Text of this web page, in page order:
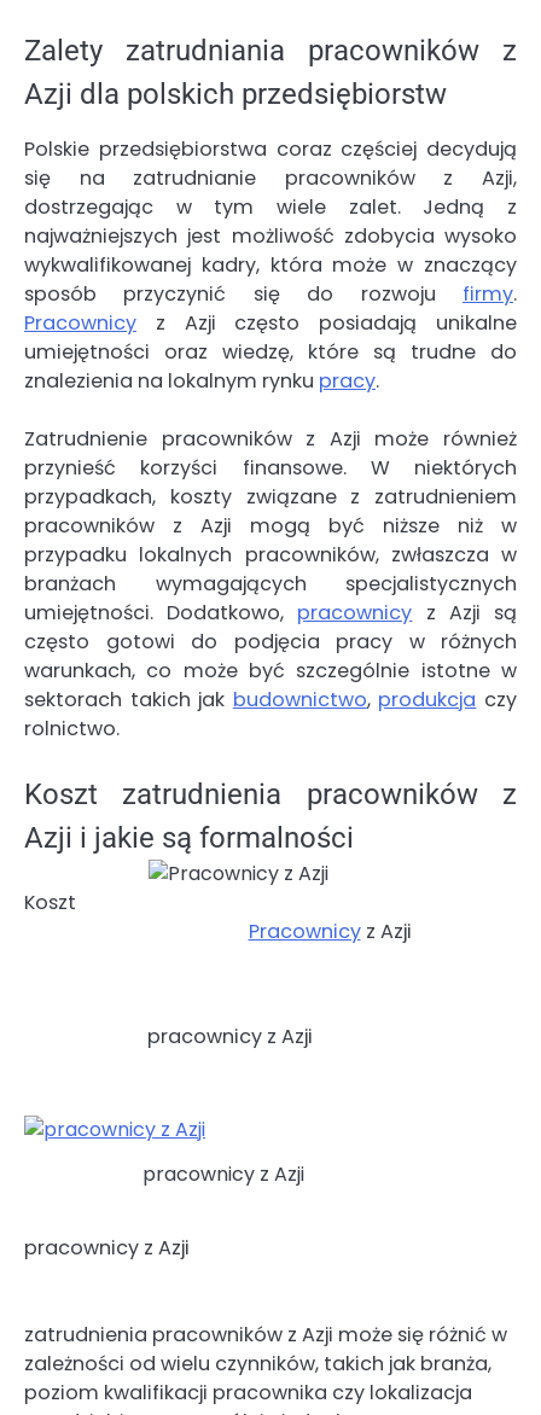
Zalety zatrudniania pracowników z
Azji dla polskich przedsiębiorstw
Polskie przedsiębiorstwa coraz częściej decydują
się na zatrudnianie pracowników z Azji,
dostrzegając w tym wiele zalet. Jedną z
najważniejszych jest możliwość zdobycia wysoko
wykwalifikowanej kadry, która może w znaczący
sposób przyczynić się do rozwoju firmy.
Pracownicy z Azji często posiadają unikalne
umiejętności oraz wiedzę, które są trudne do
znalezienia na lokalnym rynku pracy.
Zatrudnienie pracowników z Azji może również
przynieść korzyści finansowe. W niektórych
przypadkach, koszty związane z zatrudnieniem
pracowników z Azji mogą być niższe niż w
przypadku lokalnych pracowników, zwłaszcza w
branżach wymagających specjalistycznych
umiejętności. Dodatkowo, pracownicy z Azji są
często gotowi do podjęcia pracy w różnych
warunkach, co może być szczególnie istotne w
sektorach takich jak budownictwo, produkcja czy
rolnictwo.
Koszt zatrudnienia pracowników z
Azji i jakie są formalności
Pracownicyz Azji
pracownicy z Azji
pracownicy z Azji
pracownicy z Azji
Koszt
zatrudnienia pracowników z Azji może się różnić w
zależności od wielu czynników, takich jak branża,
poziom kwalifikacji pracownika czy lokalizacja